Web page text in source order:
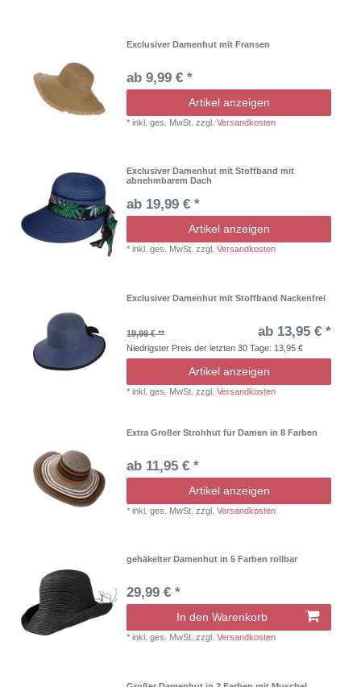
Exclusiver Damenhut mit Fransen
ab 9,99 € *
Artikel anzeigen
*inkl. ges. MwSt. zzgl.Versandkosten
Exclusiver Damenhut mit Stoffband mit
abnehmbarem Dach
ab 19,99 € *
Artikel anzeigen
*inkl. ges. MwSt. zzgl.Versandkosten
Exclusiver Damenhut mit Stoffband Nackenfrei
19,99 € ** ab 13,95 € *
Niedrigster Preis der letzten 30 Tage: 13,95 €
Artikel anzeigen
*inkl. ges. MwSt. zzgl.Versandkosten
Extra Großer Strohhut für Damen in 8 Farben
ab 11,95 € *
Artikel anzeigen
*inkl. ges. MwSt. zzgl.Versandkosten
gehäkelter Damenhut in 5 Farben rollbar
29,99 € *
In den Warenkorb
*inkl. ges. MwSt. zzgl.Versandkosten